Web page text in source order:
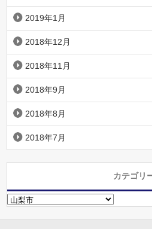
2019年1月
2018年12月
2018年11月
2018年9月
2018年8月
2018年7月
カテゴリ
カ